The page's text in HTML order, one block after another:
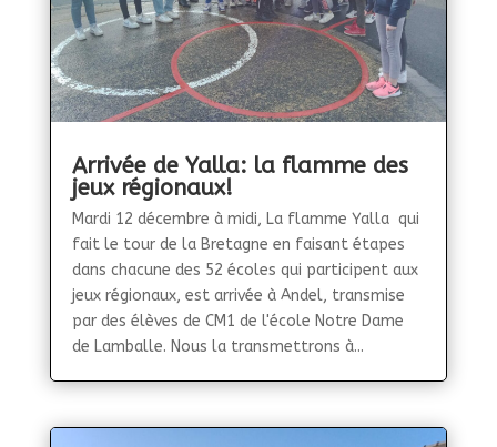
Arrivée de Yalla: la flamme des
jeux régionaux!
Mardi 12 décembre à midi, La flamme Yalla qui
fait le tour de la Bretagne en faisant étapes
dans chacune des 52 écoles qui participent aux
jeux régionaux, est arrivée à Andel, transmise
par des élèves de CM1 de l'école Notre Dame
de Lamballe. Nous la transmettrons à...